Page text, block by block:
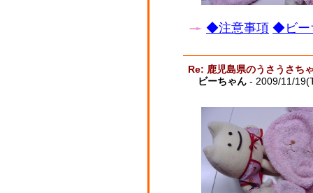
◆注意事項 ◆ビー
Re: 鹿児島県のうさうさち
ビーちゃん - 2009/11/